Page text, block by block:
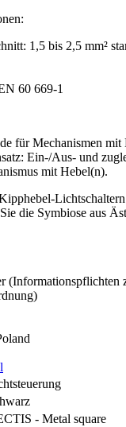
1,5 bis 2,5 mm²
60 669-1
für Mechanismen mit
Ein-/Aus- und
mit Hebel(n).
die Symbiose aus
(Informationspflichten
- Metal square